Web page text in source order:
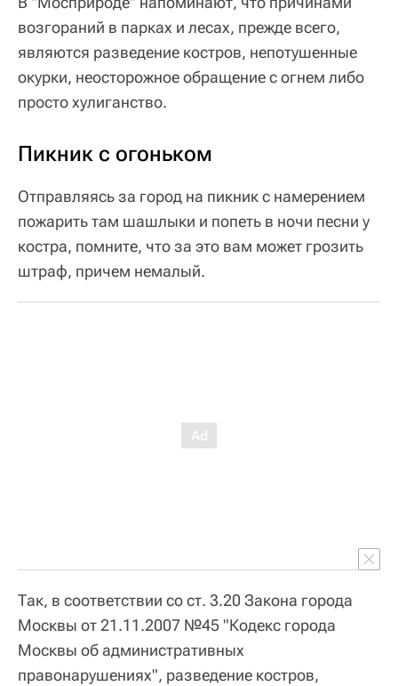
возгораний в парках и лесах, прежде всего,
являются разведение костров, непотушенные
окурки, неосторожное обращение с огнем либо
просто хулиганство.
Пикник с огоньком
Отправляясь за город на пикник с намерением
пожарить там шашлыки и попеть в ночи песни у
костра, помните, что за это вам может грозить
штраф, причем немалый.
Так, в соответствии со ст. 3.20 Закона города
Москвы от 21.11.2007 №45 "Кодекс города
Москвы об административных
правонарушениях", разведение костров,